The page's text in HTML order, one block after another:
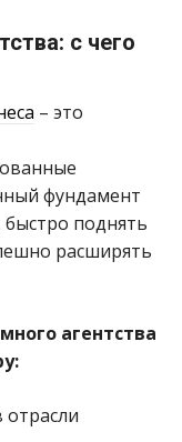
с чего
– это
фундамент
поднять
расширять
агентства